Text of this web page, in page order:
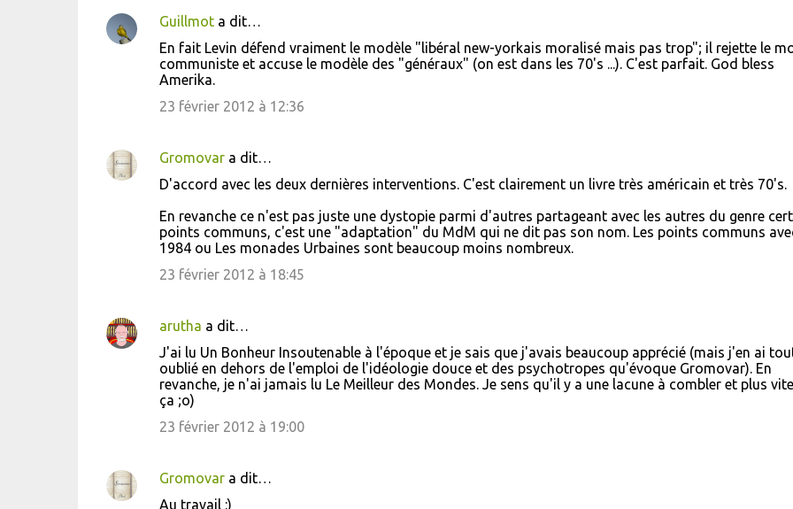
Guillmota dit…
En fait Levin défend vraiment le modèle "libéral new-yorkais moralisé mais pas trop"; il rejette le
communiste et accuse le modèle des "généraux" (on est dans les 70's ...). C'est parfait. God bless
Amerika.
23 février 2012 à 12:36
Gromovara dit…
D'accord avec les deux dernières interventions. C'est clairement un livre très américain et très 70's.
En revanche ce n'est pas juste une dystopie parmi d'autres partageant avec les autres du genre
points communs, c'est une "adaptation" du MdM qui ne dit pas son nom. Les points communs
1984 ou Les monades Urbaines sont beaucoup moins nombreux.
23 février 2012 à 18:45
arutha a dit…
J'ai lu Un Bonheur Insoutenable à l'époque et je sais que j'avais beaucoup apprécié (mais j'en ai
oublié en dehors de l'emploi de l'idéologie douce et des psychotropes qu'évoque Gromovar). En
revanche, je n'ai jamais lu Le Meilleur des Mondes. Je sens qu'il y a une lacune à combler et plus
ça ;o)
23 février 2012 à 19:00
Gromovara dit…
Au travail :)